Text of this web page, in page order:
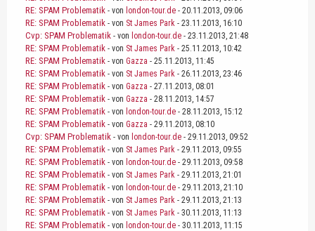
RE: SPAM Problematik - von london-tour.de - 20.11.2013, 09:06
RE: SPAM Problematik - von St James Park - 23.11.2013, 16:10
Cvp: SPAM Problematik - von london-tour.de - 23.11.2013, 21:48
RE: SPAM Problematik - von St James Park - 25.11.2013, 10:42
RE: SPAM Problematik - von Gazza - 25.11.2013, 11:45
RE: SPAM Problematik - von St James Park - 26.11.2013, 23:46
RE: SPAM Problematik - von Gazza - 27.11.2013, 08:01
RE: SPAM Problematik - von Gazza - 28.11.2013, 14:57
RE: SPAM Problematik - von london-tour.de - 28.11.2013, 15:12
RE: SPAM Problematik - von Gazza - 29.11.2013, 08:10
Cvp: SPAM Problematik - von london-tour.de - 29.11.2013, 09:52
RE: SPAM Problematik - von St James Park - 29.11.2013, 09:55
RE: SPAM Problematik - von london-tour.de - 29.11.2013, 09:58
RE: SPAM Problematik - von St James Park - 29.11.2013, 21:01
RE: SPAM Problematik - von london-tour.de - 29.11.2013, 21:10
RE: SPAM Problematik - von St James Park - 29.11.2013, 21:13
RE: SPAM Problematik - von St James Park - 30.11.2013, 11:13
RE: SPAM Problematik - von london-tour.de - 30.11.2013, 11:15